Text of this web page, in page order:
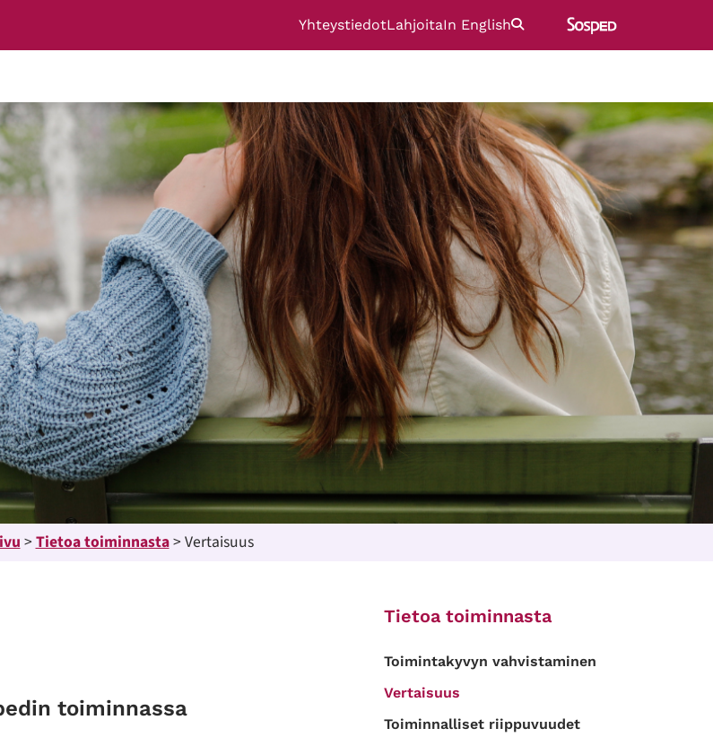
YhteystiedotLahjoitaIn English
>Tietoa toiminnasta> Vertaisuus
Tietoa toiminnasta
Toimintakyvyn vahvistaminen
Vertaisuus
Toiminnalliset riippuvuudet
toiminnassa